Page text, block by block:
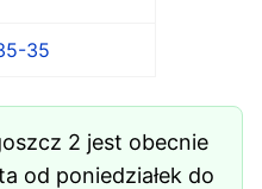
35
2 jest obecnie
od poniedziałek do